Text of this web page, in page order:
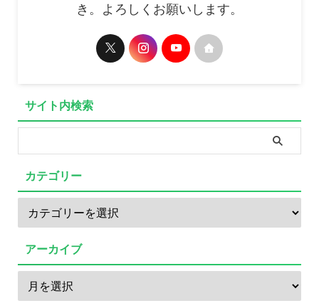
き。よろしくお願いします。
サイト内検索
カテゴリー
アーカイブ